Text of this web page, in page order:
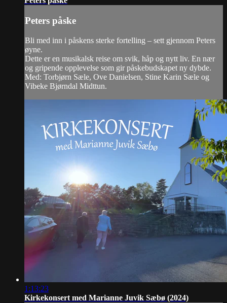
Peters påske
Bli med inn i påskens sterke fortelling – sett gjennom Peters
øyne.
Dette er en musikalsk reise om svik, håp og nytt liv. En nær
og gripende opplevelse som gir påskebudskapet ny dybde.
Med: Torbjørn Sæle, Ove Danielsen, Stine Karin Sæle og
Vibeke Bjørndal Midttun.
1:13:23
Kirkekonsert med Marianne Juvik Sæbø (2024)